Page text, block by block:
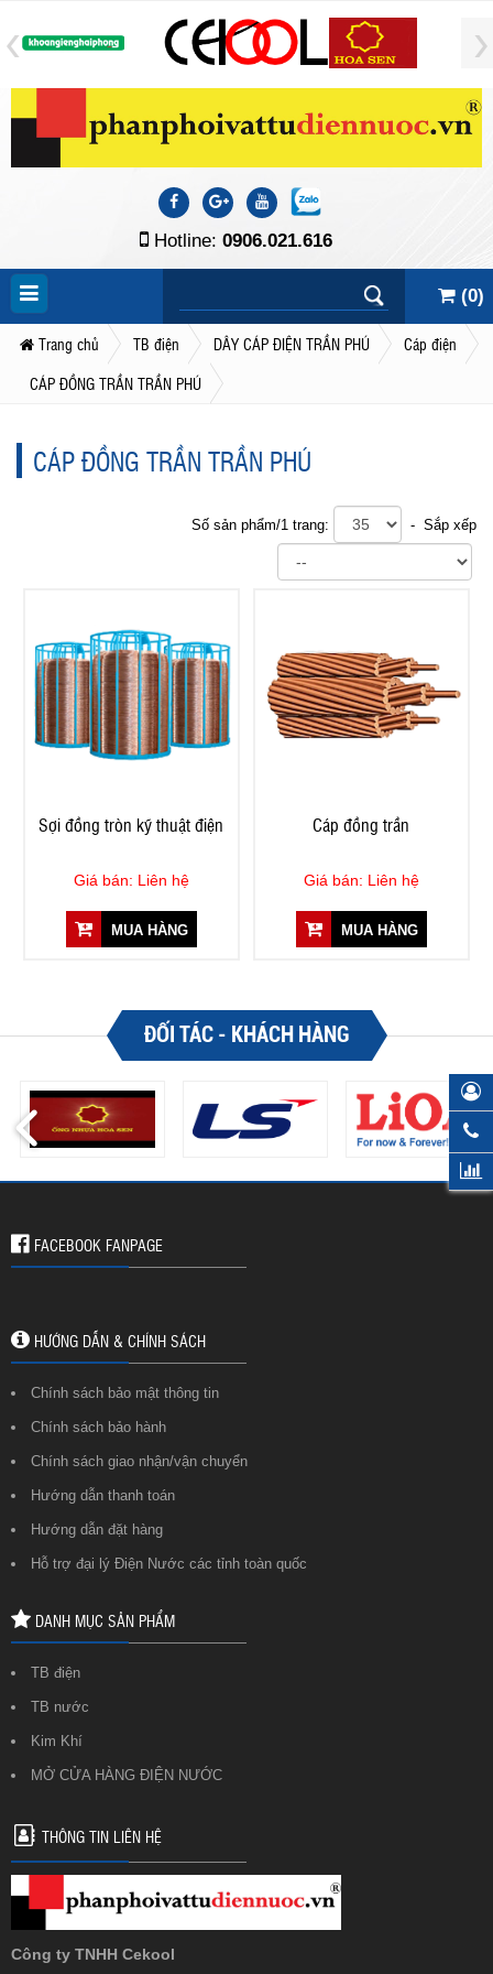
Hotline: 0906.021.616
(0)
Trang chủ TB điện DÂY CÁP ĐIỆN TRẦN PHÚ
Cáp điện
CÁP ĐỒNG TRẦN TRẦN PHÚ
CÁP ĐỒNG TRẦN TRẦN PHÚ
Số sản phẩm/1 trang: - Sắp xếp
Sợi đồng tròn kỹ thuật điện
Giá bán: Liên hệ
MUA HÀNG
Cáp đồng trần
Giá bán: Liên hệ
MUA HÀNG
ĐỐI TÁC - KHÁCH HÀNG
FACEBOOK FANPAGE
HƯỚNG DẪN & CHÍNH SÁCH
Chính sách bảo mật thông tin
Chính sách bảo hành
Chính sách giao nhận/vận chuyển
Hướng dẫn thanh toán
Hướng dẫn đặt hàng
Hỗ trợ đại lý Điện Nước các tỉnh toàn quốc
DANH MỤC SẢN PHẨM
TB điện
TB nước
Kim Khí
MỞ CỬA HÀNG ĐIỆN NƯỚC
THÔNG TIN LIÊN HỆ
Công ty TNHH Cekool